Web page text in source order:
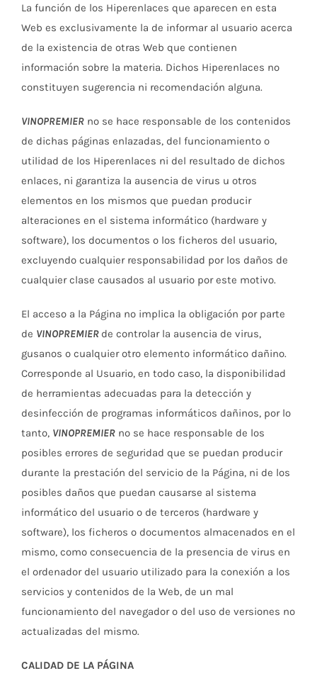
La función de los Hiperenlaces que aparecen en esta
Web es exclusivamente la de informar al usuario acerca
de la existencia de otras Web que contienen
información sobre la materia. Dichos Hiperenlaces no
constituyen sugerencia ni recomendación alguna.
VINOPREMIER no se hace responsable de los contenidos
de dichas páginas enlazadas, del funcionamiento o
utilidad de los Hiperenlaces ni del resultado de dichos
enlaces, ni garantiza la ausencia de virus u otros
elementos en los mismos que puedan producir
alteraciones en el sistema informático (hardware y
software), los documentos o los ficheros del usuario,
excluyendo cualquier responsabilidad por los daños de
cualquier clase causados al usuario por este motivo.
El acceso a la Página no implica la obligación por parte
de VINOPREMIER de controlar la ausencia de virus,
gusanos o cualquier otro elemento informático dañino.
Corresponde al Usuario, en todo caso, la disponibilidad
de herramientas adecuadas para la detección y
desinfección de programas informáticos dañinos, por lo
tanto, VINOPREMIER no se hace responsable de los
posibles errores de seguridad que se puedan producir
durante la prestación del servicio de la Página, ni de los
posibles daños que puedan causarse al sistema
informático del usuario o de terceros (hardware y
software), los ficheros o documentos almacenados en el
mismo, como consecuencia de la presencia de virus en
el ordenador del usuario utilizado para la conexión a los
servicios y contenidos de la Web, de un mal
funcionamiento del navegador o del uso de versiones no
actualizadas del mismo.
CALIDAD DE LA PÁGINA